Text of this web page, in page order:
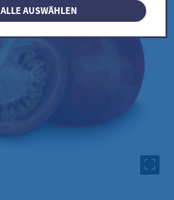
ALLE AUSWÄHLEN